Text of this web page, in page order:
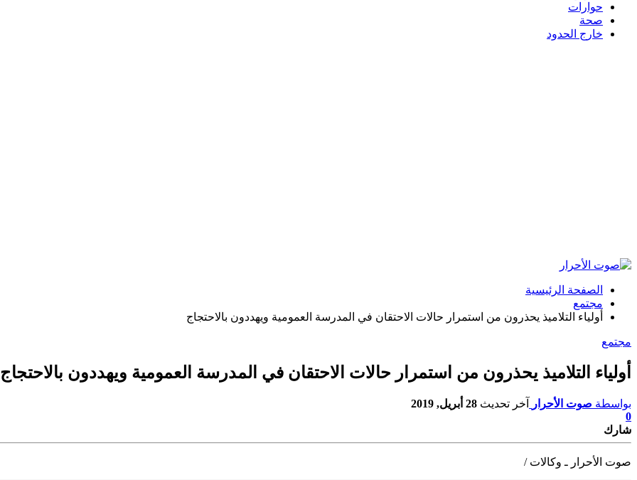
حوارات
صحة
خارج الحدود
الصفحة الرئيسية
مجتمع
أولياء التلاميذ يحذرون من استمرار حالات الاحتقان في المدرسة العمومية ويهددون بالاحتجاج
مجتمع
أولياء التلاميذ يحذرون من استمرار حالات الاحتقان في المدرسة العمومية ويهددون بالاحتجاج
بواسطة صوت الأحرار آخر تحديث 28 أبريل, 2019
0
شارك
صوت الأحرار ـ وكالات /